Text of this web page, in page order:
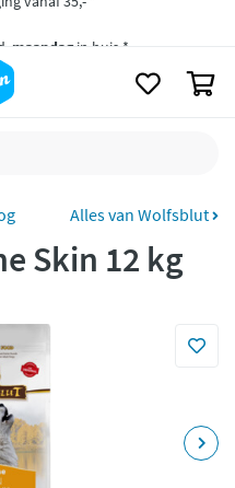
maandag
Klarna
Alles van Wolfsblut
Skin 12 kg